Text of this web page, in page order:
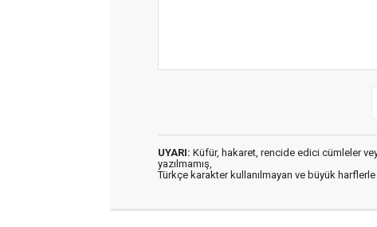
UYARI: Küfür, hakaret, rencide edici cümleler
yazılmamış,
Türkçe karakter kullanılmayan ve büyük